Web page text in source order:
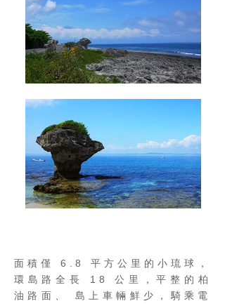
面積僅 6.8 平方公里的小琉球，
環島路全長 18 公里，平整的柏
油路面、 島上車輛鮮少，騎乘電